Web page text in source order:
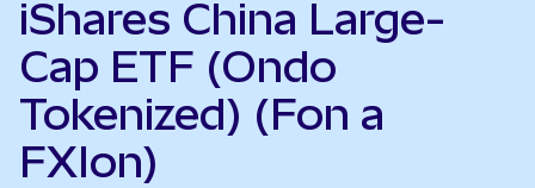
iShares China Large-
Cap ETF (Ondo
Tokenized) (Fon a
FXIon)